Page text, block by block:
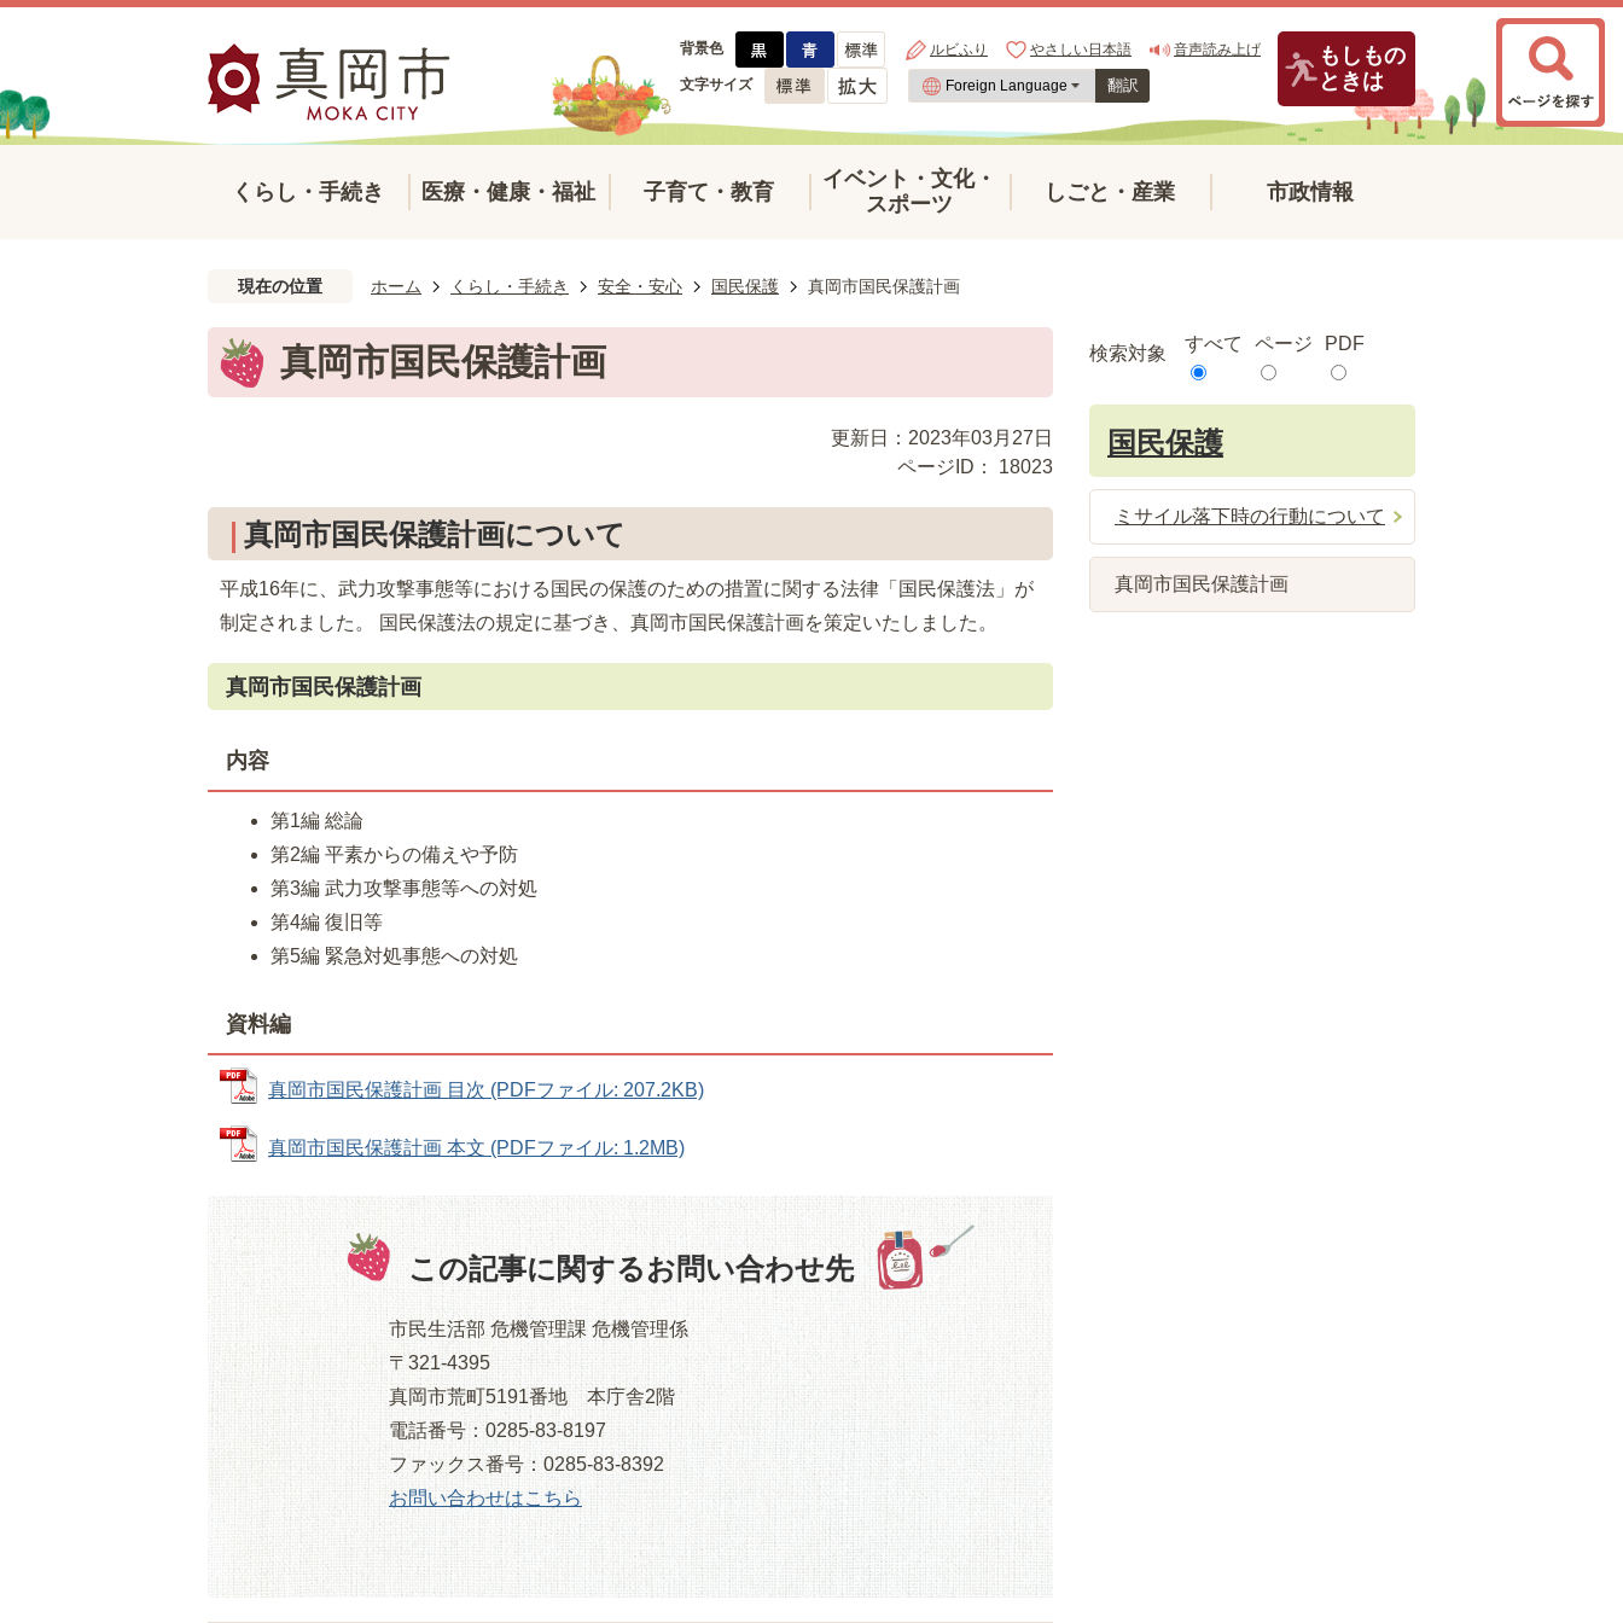
背景色 ルビふり やさしい日本語 音声読み上げ
文字サイズ 翻訳
もしもの
ときは
くらし・手続き 医療・健康・福祉 子育て・教育
イベント・文化・
スポーツ
しごと・産業 市政情報
現在の位置 ホーム くらし・手続き 安全・安心 国民保護 真岡市国民保護計画
真岡市国民保護計画
更新日：2023年03月27日
ページID：
18023
真岡市国民保護計画について
平成16年に、武力攻撃事態等における国民の保護のための措置に関する法律「国民保護法」が
制定されました。 国民保護法の規定に基づき、真岡市国民保護計画を策定いたしました。
真岡市国民保護計画
内容
第1編 総論
第2編 平素からの備えや予防
第3編 武力攻撃事態等への対処
第4編 復旧等
第5編 緊急対処事態への対処
資料編
真岡市国民保護計画 目次 (PDFファイル: 207.2KB)
真岡市国民保護計画 本文 (PDFファイル: 1.2MB)
この記事に関するお問い合わせ先
市民生活部 危機管理課 危機管理係
〒321-4395
真岡市荒町5191番地 本庁舎2階
電話番号：0285-83-8197
ファックス番号：0285-83-8392
お問い合わせはこちら
検索対象 すべて ページ PDF
国民保護
ミサイル落下時の行動について
真岡市国民保護計画